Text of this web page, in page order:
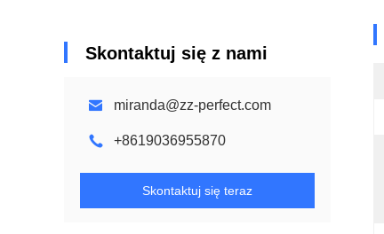
Skontaktuj się z nami
miranda@zz-perfect.com
+8619036955870
Skontaktuj się teraz